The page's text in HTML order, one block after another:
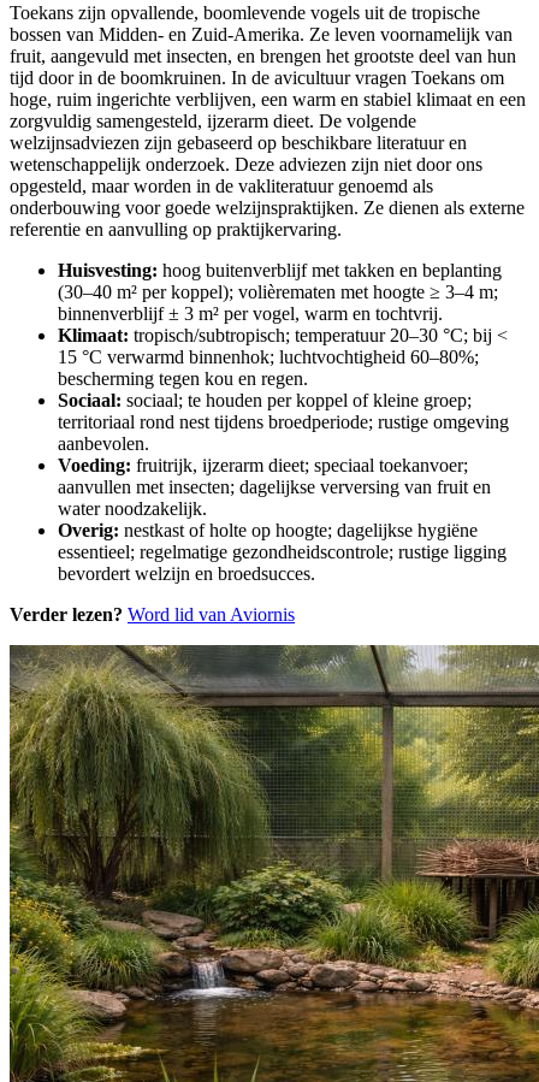
Toekans zijn opvallende, boomlevende vogels uit de tropische
bossen van Midden- en Zuid-Amerika. Ze leven voornamelijk van
fruit, aangevuld met insecten, en brengen het grootste deel van hun
tijd door in de boomkruinen. In de avicultuur vragen Toekans om
hoge, ruim ingerichte verblijven, een warm en stabiel klimaat en een
zorgvuldig samengesteld, ijzerarm dieet. De volgende
welzijnsadviezen zijn gebaseerd op beschikbare literatuur en
wetenschappelijk onderzoek. Deze adviezen zijn niet door ons
opgesteld, maar worden in de vakliteratuur genoemd als
onderbouwing voor goede welzijnspraktijken. Ze dienen als externe
referentie en aanvulling op praktijkervaring.
Huisvesting: hoog buitenverblijf met takken en beplanting
(30–40 m² per koppel); volièrematen met hoogte ≥ 3–4 m;
binnenverblijf ± 3 m² per vogel, warm en tochtvrij.
Klimaat: tropisch/subtropisch; temperatuur 20–30 °C; bij <
15 °C verwarmd binnenhok; luchtvochtigheid 60–80%;
bescherming tegen kou en regen.
Sociaal: sociaal; te houden per koppel of kleine groep;
territoriaal rond nest tijdens broedperiode; rustige omgeving
aanbevolen.
Voeding: fruitrijk, ijzerarm dieet; speciaal toekanvoer;
aanvullen met insecten; dagelijkse verversing van fruit en
water noodzakelijk.
Overig: nestkast of holte op hoogte; dagelijkse hygiëne
essentieel; regelmatige gezondheidscontrole; rustige ligging
bevordert welzijn en broedsucces.
Verder lezen? Word lid van Aviornis